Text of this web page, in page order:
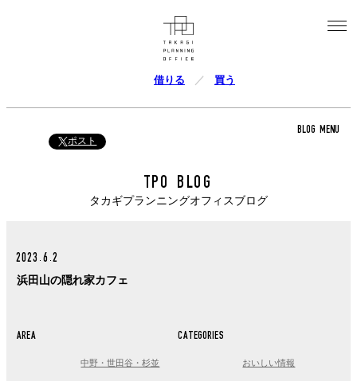
借りる 買う
ポスト
BLOG MENU
TPO BLOG
タカギプランニングオフィスブログ
2023.6.2
浜田山の隠れ家カフェ
AREA
中野・世田谷・杉並
CATEGORIES
おいしい情報